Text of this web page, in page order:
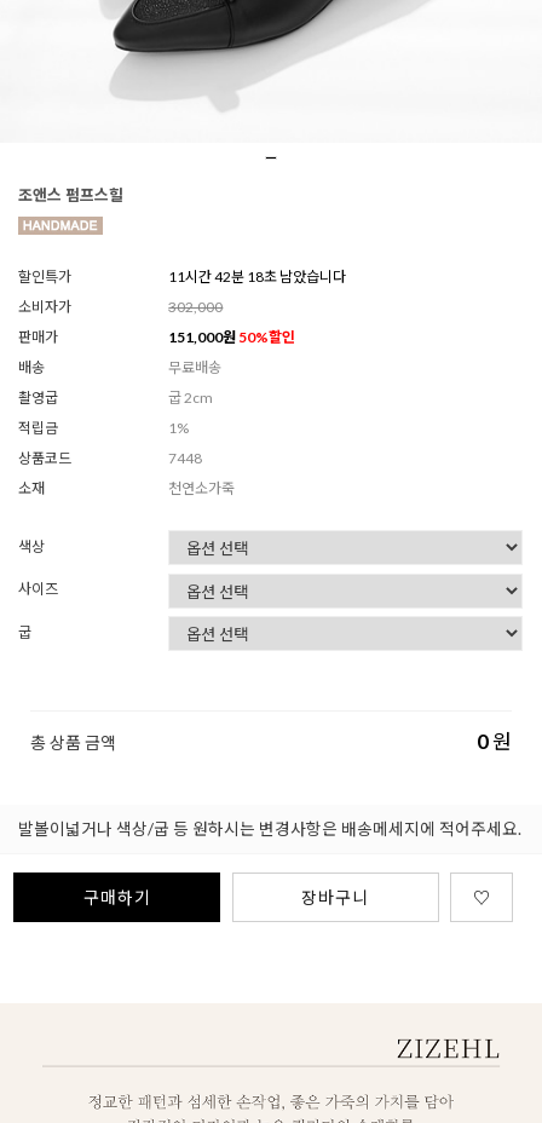
조앤스 펌프스힐
할인특가
11시간 42분 16초 남았습니다
소비자가
302,000
판매가
151,000원 50%할인
배송
무료배송
촬영굽
굽 2cm
적립금
1%
상품코드
7448
소재
천연소가죽
색상
사이즈
굽
총 상품 금액 0원
발볼이넓거나 색상/굽 등 원하시는 변경사항은 배송메세지에 적어주세요.
구매하기 장바구니 ♡